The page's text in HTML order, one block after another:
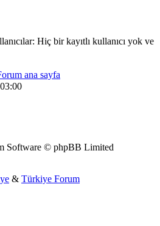
Hiç bir kayıtlı kullanıcı yok ve
ana sayfa
Software © phpBB Limited
& Türkiye Forum